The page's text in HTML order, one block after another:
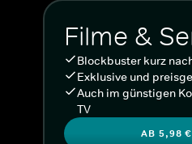
Filme &
Blockbuster kurz
Exklusive und
Auch im günstigen
TV
AB 5,98